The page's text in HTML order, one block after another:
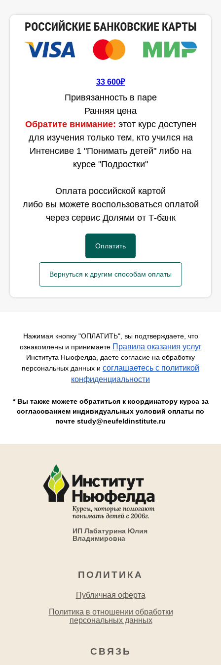
33 600₽
Привязанность в паре
Ранняя цена
Обратите внимание: этот курс доступен
для изучения только тем, кто учился на
Интенсиве 1 "Понимать детей" либо на
курсе "Подростки"
Оплата российской картой
либо вы можете воспользоваться оплатой
через сервис Долями от Т-банк
Оплатить
Вернуться к другим способам оплаты
Нажимая кнопку "ОПЛАТИТЬ", вы подтверждаете, что
ознакомлены и принимаете Правила оказания услуг
Института Ньюфелда, даете согласие на обработку
персональных данных и соглашаетесь c политикой
конфиденциальности
* Вы также можете обратиться к координатору курса за
согласованием индивидуальных условий оплаты по
почте study@neufeldinstitute.ru
СВЯЗЬ
ПОЛИТИКА
Публичная оферта
Политика в отношении обработки
персональных данных
ИП Лабатурина Юлия
Владимировна